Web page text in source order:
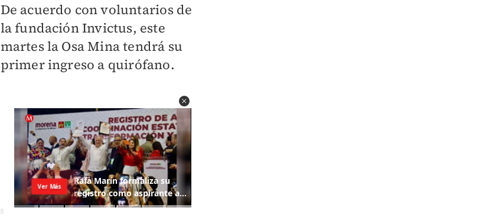
De acuerdo con voluntarios de
la fundación Invictus, este
martes la Osa Mina tendrá su
primer ingreso a quirófano.